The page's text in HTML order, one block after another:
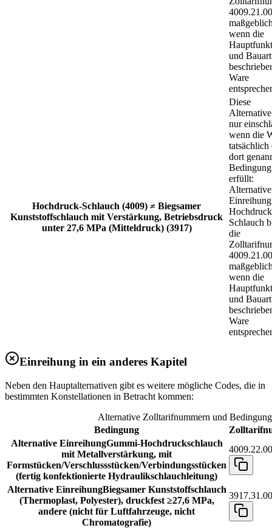
wenn die
und
Ware
Hochdruck-Schlauch (4009) ≠ Biegsamer
Kunststoffschlauch mit Verstärkung, Betriebsdruck
unter 27,6 MPa (Mitteldruck) (3917)
Diese
nur
wenn die
tatsächlich
dort
Bedingung
erfüllt:
Alternative
Schlauch
die
wenn die
und
Ware
Einreihung in ein anderes Kapitel
Neben den Hauptalternativen gibt es weitere mögliche Codes, die in
bestimmten Konstellationen in Betracht kommen:
Alternative Zolltarifnummern und
Bedingung
Alternative EinreihungGummi-Hochdruckschlauch
mit Metallverstärkung, mit
Formstücken/Verschlussstücken/Verbindungsstücken
(fertig konfektionierte Hydraulikschlauchleitung)
Alternative EinreihungBiegsamer Kunststoffschlauch
(Thermoplast, Polyester), druckfest ≥27,6 MPa,
andere (nicht für Luftfahrzeuge, nicht
Chromatografie)